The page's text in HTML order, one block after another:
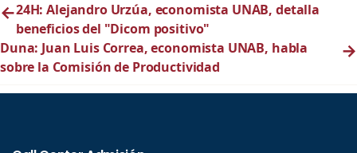
←24H: Alejandro Urzúa, economista UNAB, detalla
beneficios del "Dicom positivo"
Duna: Juan Luis Correa, economista UNAB, habla
sobre la Comisión de Productividad
→